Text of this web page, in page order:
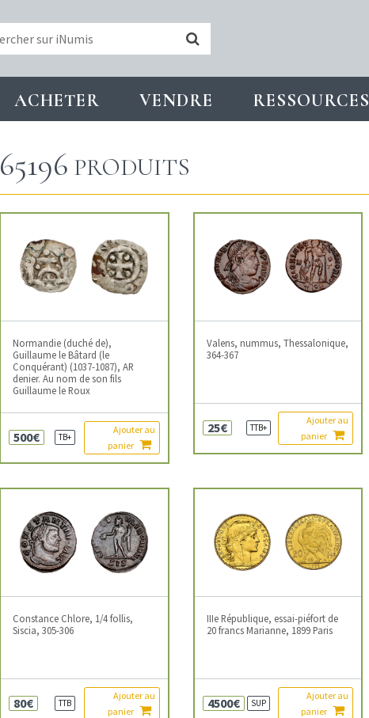
ACHETER VENDRE RESSOURCES
65196 PRODUITS
Normandie (duché de),
Guillaume le Bâtard (le
Conquérant) (1037-1087), AR
denier. Au nom de son fils
Guillaume le Roux
500€ TB+
Ajouter au
panier
Valens, nummus, Thessalonique,
364-367
25€ TTB+
Ajouter au
panier
Constance Chlore, 1/4 follis,
Siscia, 305-306
80€ TTB
Ajouter au
panier
IIIe République, essai-piéfort de
20 francs Marianne, 1899 Paris
4500€ SUP
Ajouter au
panier